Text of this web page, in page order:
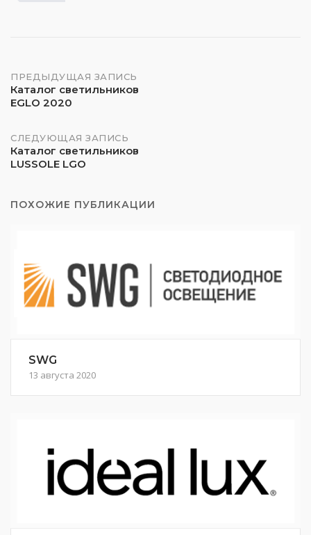
Навигация
по
записям
ПРЕДЫДУЩАЯ ЗАПИСЬ
Каталог светильников
EGLO 2020
СЛЕДУЮЩАЯ ЗАПИСЬ
Каталог светильников
LUSSOLE LGO
ПОХОЖИЕ ПУБЛИКАЦИИ
SWG
13 августа 2020